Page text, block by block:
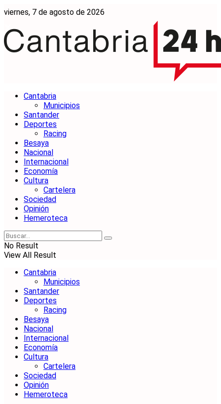
viernes, 7 de agosto de 2026
Cantabria
Municipios
Santander
Deportes
Racing
Besaya
Nacional
Internacional
Economía
Cultura
Cartelera
Sociedad
Opinión
Hemeroteca
No Result
View All Result
Cantabria
Municipios
Santander
Deportes
Racing
Besaya
Nacional
Internacional
Economía
Cultura
Cartelera
Sociedad
Opinión
Hemeroteca